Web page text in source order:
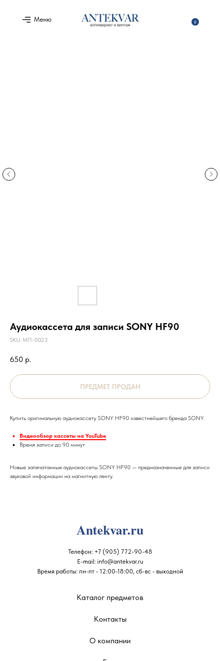
Меню 0
Аудиокассета для записи SONY HF90
SKU: МП-0023
650 р.
Купить оригинальную аудиокассету SONY HF90 известнейшего бренда SONY.
Видеообзор кассеты на YouTube
Время записи до 90 минут
Новые запечатанные аудиокассеты SONY HF90 — предназначенные для записи
звуковой информации на магнитную ленту.
Телефон: +7 (905) 772-90-48
E-mail: info@antekvar.ru
Время работы: пн-пт - 12:00-18:00, сб-вс - выходной
Antekvar.ru
Каталог предметов
О компании
Контакты